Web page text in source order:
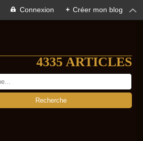
Connexion + Créer mon blog
4335 ARTICLES